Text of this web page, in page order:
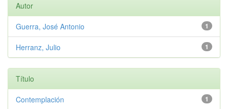
Autor
1
Guerra, José Antonio
1
Herranz, Julio
Título
1
Contemplación